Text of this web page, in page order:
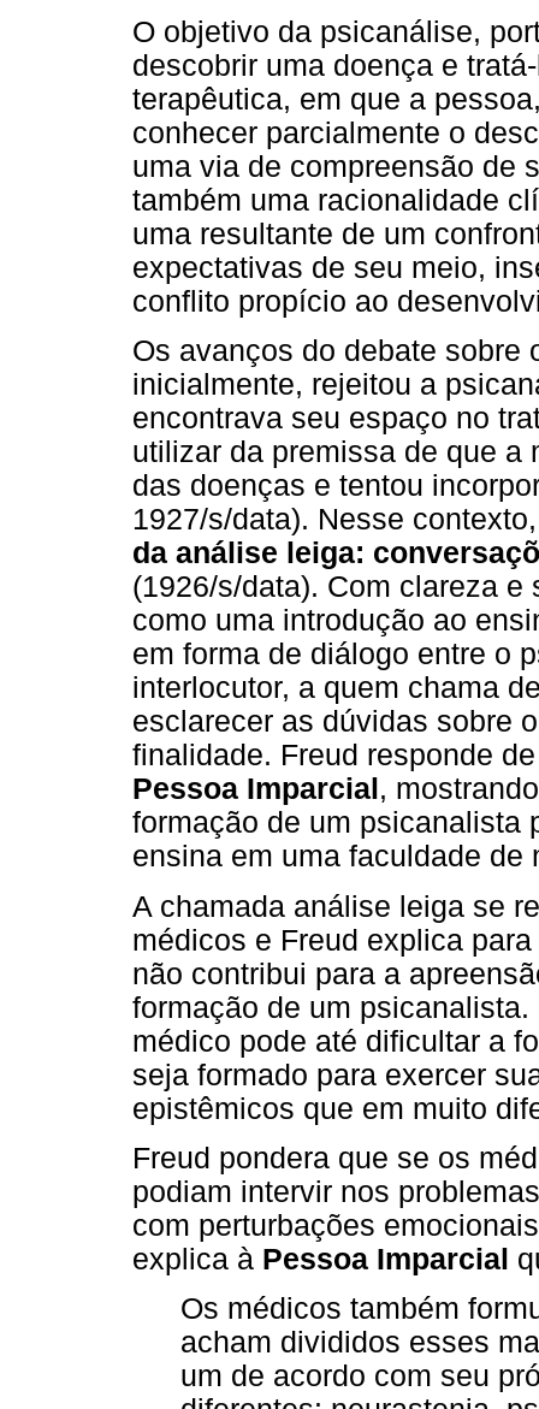
O objetivo da psicanálise,
descobrir uma doença e
terapêutica, em que a
conhecer parcialmente o
uma via de compreensão de
também uma racionalidade
uma resultante de um
expectativas de seu meio,
conflito propício ao
Os avanços do debate sobre
inicialmente, rejeitou a
encontrava seu espaço no
utilizar da premissa de que a
das doenças e tentou
1927/s/data). Nesse
da análise leiga:
(1926/s/data). Com clareza
como uma introdução ao
em forma de diálogo entre o
interlocutor, a quem chama
esclarecer as dúvidas sobre
finalidade. Freud responde
Pessoa Imparcial ,
formação de um psicanalista
ensina em uma faculdade de
A chamada análise leiga se
médicos e Freud explica
não contribui para a
formação de um
médico pode até dificultar a
seja formado para exercer
epistêmicos que em muito
Freud pondera que se os
podiam intervir nos
com perturbações
explica à Pessoa Imparcial
Os médicos também
acham divididos esses
um de acordo com seu